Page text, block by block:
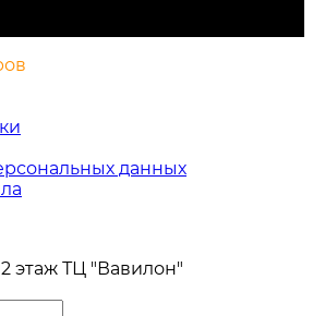
данных
2 этаж ТЦ "Вавилон"